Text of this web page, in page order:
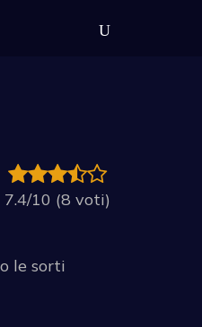
7.4/10 (8 voti)
le sorti